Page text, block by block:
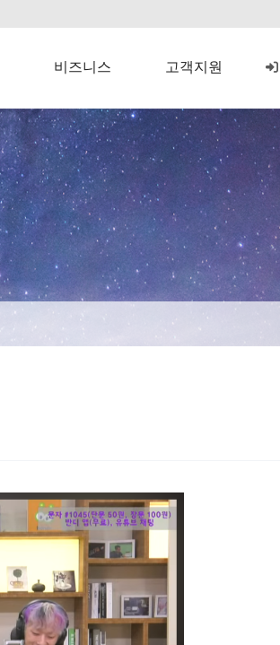
비즈니스 고객지원